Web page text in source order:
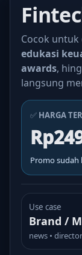
Cocok
edukasi
awards,
langsung
✅ HARGA
Promo sudah
Use case
Brand /
news •